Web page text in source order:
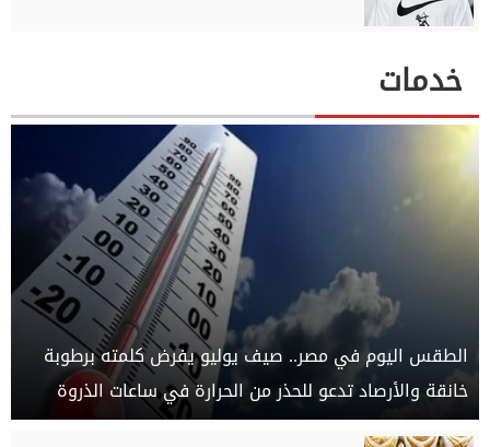
خدمات
الطقس اليوم في مصر.. صيف يوليو يفرض كلمته برطوبة
خانقة والأرصاد تدعو للحذر من الحرارة في ساعات الذروة